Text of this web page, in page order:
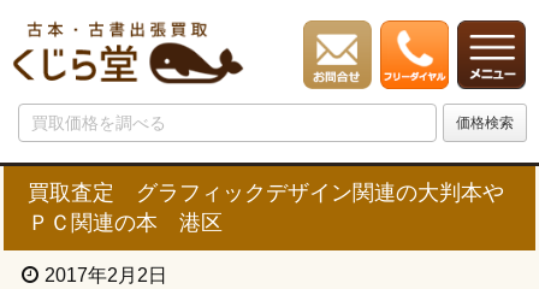
買取査定 グラフィックデザイン関連の大判本や
ＰＣ関連の本 港区
2017年2月2日